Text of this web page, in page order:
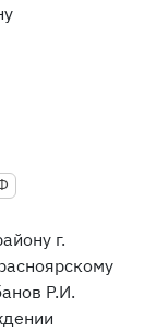
г.
Р.И.